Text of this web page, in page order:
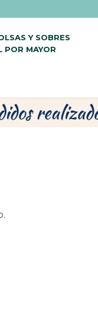
Y SOBRES
POR MAYOR